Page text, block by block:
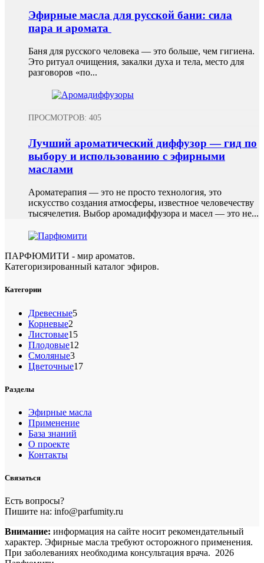
Эфирные масла для русской бани: сила
пара и аромата
Баня для русского человека — это больше, чем гигиена.
Это ритуал очищения, закалки духа и тела, место для
разговоров «по...
ПРОСМОТРОВ: 405
Лучший ароматический диффузор — гид по
выбору и использованию с эфирными
маслами
Ароматерапия — это не просто технология, это
искусство создания атмосферы, известное человечеству
тысячелетия. Выбор аромадиффузора и масел — это не...
ПАРФЮМИТИ - мир ароматов.
Категоризированный каталог эфиров.
Категории
Древесные55
Корневые2
товара
Листовые1515
товаров
Плодовые12
Смоляные33
товара
Цветочные1717
Разделы
Эфирные масла
Применение
База знаний
О проекте
Контакты
Связаться
Есть вопросы?
Пишите на: info@parfumity.ru
Внимание: информация на сайте носит рекомендательный
характер. Эфирные масла требуют осторожного применения.
При заболеваниях необходима консультация врача. 2026